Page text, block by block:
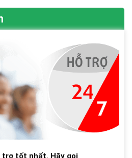
trợ tốt nhất. Hãy gọi